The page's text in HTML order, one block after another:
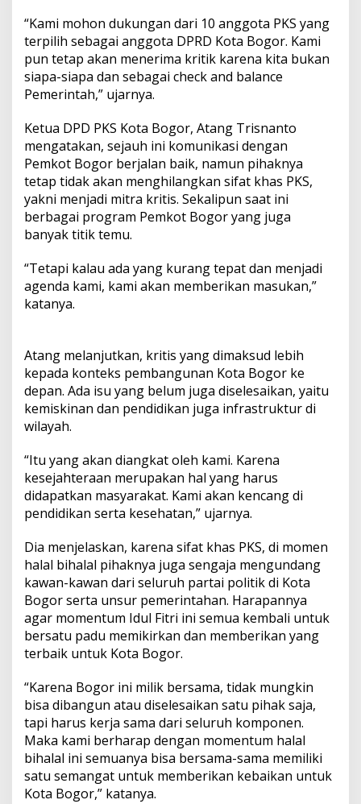
“Kami mohon dukungan dari 10 anggota PKS yang
terpilih sebagai anggota DPRD Kota Bogor. Kami
pun tetap akan menerima kritik karena kita bukan
siapa-siapa dan sebagai check and balance
Pemerintah,” ujarnya.
Ketua DPD PKS Kota Bogor, Atang Trisnanto
mengatakan, sejauh ini komunikasi dengan
Pemkot Bogor berjalan baik, namun pihaknya
tetap tidak akan menghilangkan sifat khas PKS,
yakni menjadi mitra kritis. Sekalipun saat ini
berbagai program Pemkot Bogor yang juga
banyak titik temu.
“Tetapi kalau ada yang kurang tepat dan menjadi
agenda kami, kami akan memberikan masukan,”
katanya.
Atang melanjutkan, kritis yang dimaksud lebih
kepada konteks pembangunan Kota Bogor ke
depan. Ada isu yang belum juga diselesaikan, yaitu
kemiskinan dan pendidikan juga infrastruktur di
wilayah.
“Itu yang akan diangkat oleh kami. Karena
kesejahteraan merupakan hal yang harus
didapatkan masyarakat. Kami akan kencang di
pendidikan serta kesehatan,” ujarnya.
Dia menjelaskan, karena sifat khas PKS, di momen
halal bihalal pihaknya juga sengaja mengundang
kawan-kawan dari seluruh partai politik di Kota
Bogor serta unsur pemerintahan. Harapannya
agar momentum Idul Fitri ini semua kembali untuk
bersatu padu memikirkan dan memberikan yang
terbaik untuk Kota Bogor.
“Karena Bogor ini milik bersama, tidak mungkin
bisa dibangun atau diselesaikan satu pihak saja,
tapi harus kerja sama dari seluruh komponen.
Maka kami berharap dengan momentum halal
bihalal ini semuanya bisa bersama-sama memiliki
satu semangat untuk memberikan kebaikan untuk
Kota Bogor,” katanya.